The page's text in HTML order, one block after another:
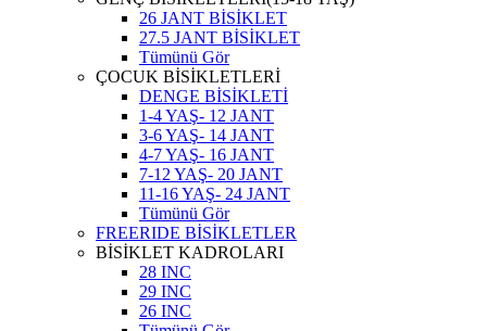
26 JANT BİSİKLET
27.5 JANT BİSİKLET
Tümünü Gör
ÇOCUK BİSİKLETLERİ
DENGE BİSİKLETİ
1-4 YAŞ- 12 JANT
3-6 YAŞ- 14 JANT
4-7 YAŞ- 16 JANT
7-12 YAŞ- 20 JANT
11-16 YAŞ- 24 JANT
Tümünü Gör
FREERIDE BİSİKLETLER
BİSİKLET KADROLARI
28 INC
29 INC
26 INC